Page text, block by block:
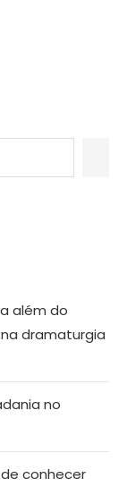
além do
dramaturgia
no
conhecer